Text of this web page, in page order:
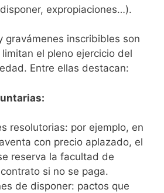
expropiaciones…).
gravámenes inscribibles son
el pleno ejercicio del
Entre ellas destacan:
resolutorias: por ejemplo, en
con precio aplazado, el
reserva la facultad de
si no se paga.
de disponer: pactos que